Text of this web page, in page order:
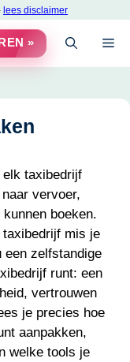
lees disclaimer
»
taxibedrijf
vervoer,
boeken.
taxibedrijf mis je
een zelfstandige
runt: een
vertrouwen
je precies hoe
aanpakken,
welke tools je